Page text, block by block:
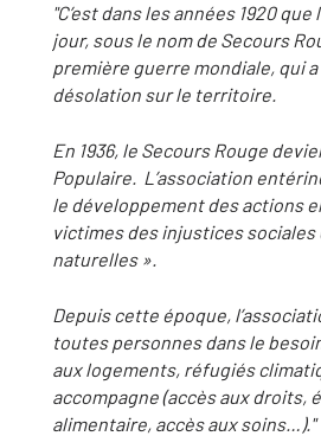
"C’est dans les années 1920 que
jour, sous le nom de Secours
première guerre mondiale, qui
désolation sur le territoire.
En 1936, le Secours Rouge
Populaire. L’association
le développement des actions
victimes des injustices sociales
naturelles ».
Depuis cette époque,
toutes personnes dans le
aux logements, réfugiés
accompagne (accès aux droits,
alimentaire, accès aux soins…)."